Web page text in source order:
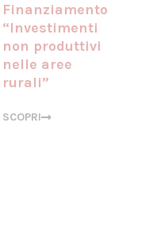
Finanziamento
“Investimenti
non produttivi
nelle aree
rurali”
SCOPRI